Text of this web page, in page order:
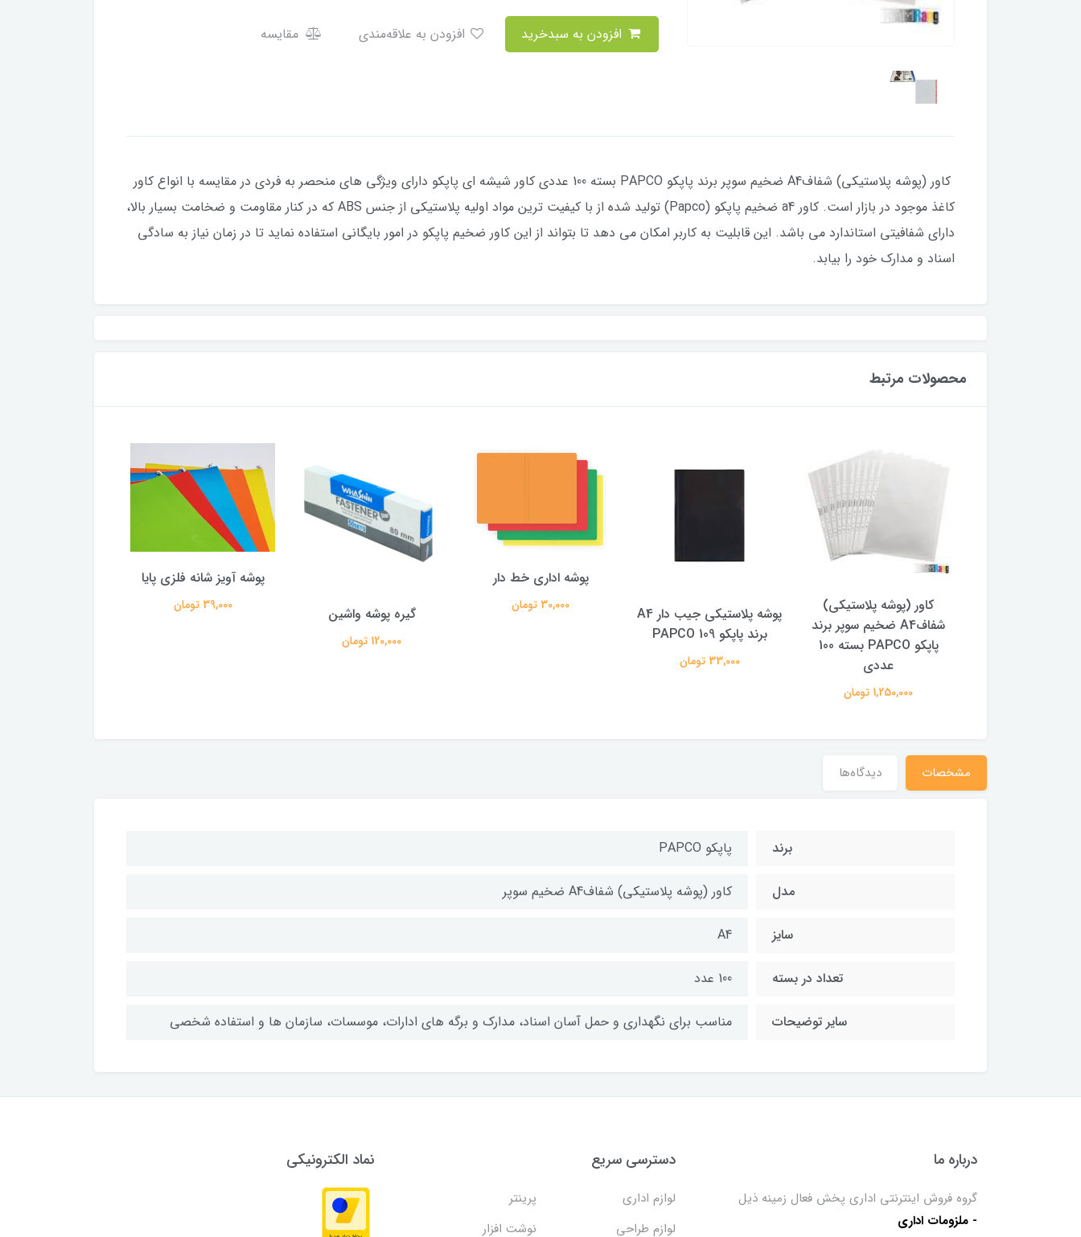
مقایسه
کاور (پوشه پلاستیکی) شفافA4 ضخیم سوپر برند پاپکو PAPCO بسته 100 عددی کاور شیشه ای پاپکو دارای ویژگی های منحصر به فردی در مقایسه با انواع کاور
کاغذ موجود در بازار است. کاور a4 ضخیم پاپکو (Papco) تولید شده از با کیفیت ترین مواد اولیه پلاستیکی از جنس ABS که در کنار مقاومت و ضخامت بسیار بالا،
دارای شفافیتی استاندارد می باشد. این قابلیت به کاربر امکان می دهد تا بتواند از این کاور ضخیم پاپکو در امور بایگانی استفاده نماید تا در زمان نیاز به سادگی
اسناد و مدارک خود را بیابد.
محصولات مرتبط
کاور (پوشه پلاستیکی)
شفافA4 ضخیم سوپر برند
پاپکو PAPCO بسته 100
عددی
1,250,000 تومان
پوشه پلاستیکی جیب دار A4
برند پاپکو PAPCO 109
33,000 تومان
پوشه اداری خط دار
30,000 تومان گیره پوشه واشین
120,000 تومان
پوشه آویز شانه فلزی پایا
39,000 تومان
مشخصات دیدگاه‌ها
برند پاپکو PAPCO
مدل کاور (پوشه پلاستیکی) شفافA4 ضخیم سوپر
سایز A4
تعداد در بسته 100 عدد
سایر توضیحات مناسب برای نگهداری و حمل آسان اسناد، مدارک و برگه های ادارات، موسسات، سازمان ها و استفاده شخصی
درباره ما
گروه فروش اینترنتی اداری پخش فعال زمینه ذیل
- ملزومات اداری
دسترسی سریع
لوازم اداری
پرینتر
لوازم طراحی
نوشت افزار
نماد الکترونیکی